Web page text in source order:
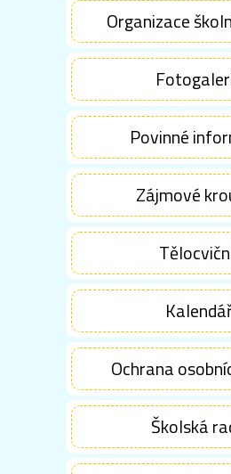
Organizace
Povinné
Zájmové
Ochrana
Školská